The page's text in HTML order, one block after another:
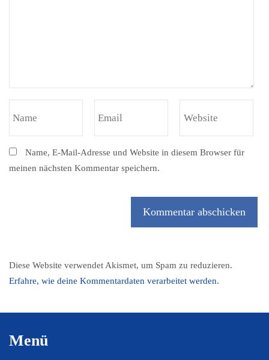
Name, E-Mail-Adresse und Website in diesem Browser für
meinen nächsten Kommentar speichern.
Diese Website verwendet Akismet, um Spam zu reduzieren.
Erfahre, wie deine Kommentardaten verarbeitet werden.
Menü